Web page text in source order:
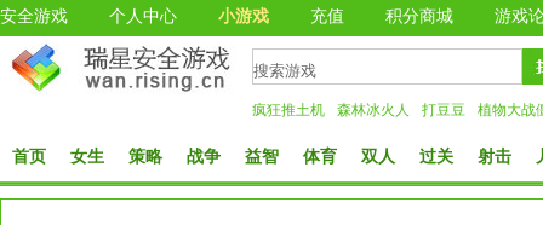
安全游戏 个人中心 小游戏 充值 积分商城 游戏
疯狂推土机 森林冰火人 打豆豆 植物大战
首页 女生 策略 战争 益智 体育 双人 过关 射击